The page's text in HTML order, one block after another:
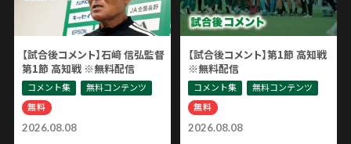
2026.08.08
【試合後コメント】石﨑 信弘監督
第1節 高知戦 ※無料配信
コメント集
無料コンテンツ
無料
2026.08.08
【試合後コメント】第1節 高知戦
※無料配信
コメント集
無料コンテンツ
無料